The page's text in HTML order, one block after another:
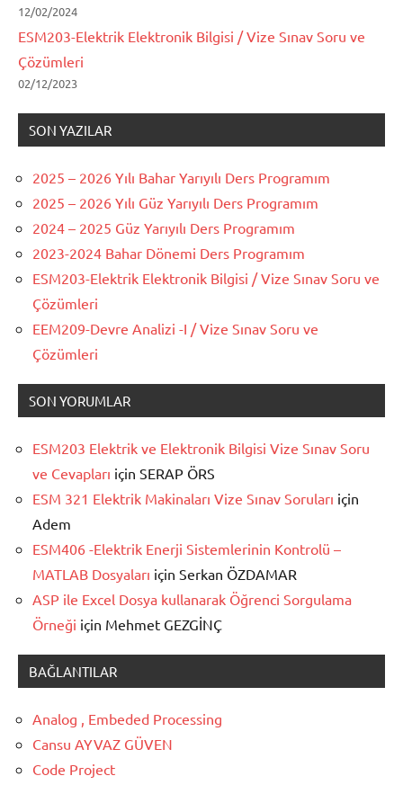
12/02/2024
ESM203-Elektrik Elektronik Bilgisi / Vize Sınav Soru ve
Çözümleri
02/12/2023
SON YAZILAR
2025 – 2026 Yılı Bahar Yarıyılı Ders Programım
2025 – 2026 Yılı Güz Yarıyılı Ders Programım
2024 – 2025 Güz Yarıyılı Ders Programım
2023-2024 Bahar Dönemi Ders Programım
ESM203-Elektrik Elektronik Bilgisi / Vize Sınav Soru ve
Çözümleri
EEM209-Devre Analizi -I / Vize Sınav Soru ve
Çözümleri
SON YORUMLAR
ESM203 Elektrik ve Elektronik Bilgisi Vize Sınav Soru
ve Cevapları için SERAP ÖRS
ESM 321 Elektrik Makinaları Vize Sınav Soruları için
Adem
ESM406 -Elektrik Enerji Sistemlerinin Kontrolü –
MATLAB Dosyaları için Serkan ÖZDAMAR
ASP ile Excel Dosya kullanarak Öğrenci Sorgulama
Örneği için Mehmet GEZGİNÇ
BAĞLANTILAR
Analog , Embeded Processing
Cansu AYVAZ GÜVEN
Code Project